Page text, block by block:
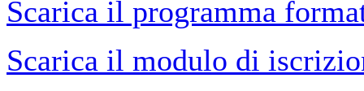
Scarica il programma
Scarica il modulo di